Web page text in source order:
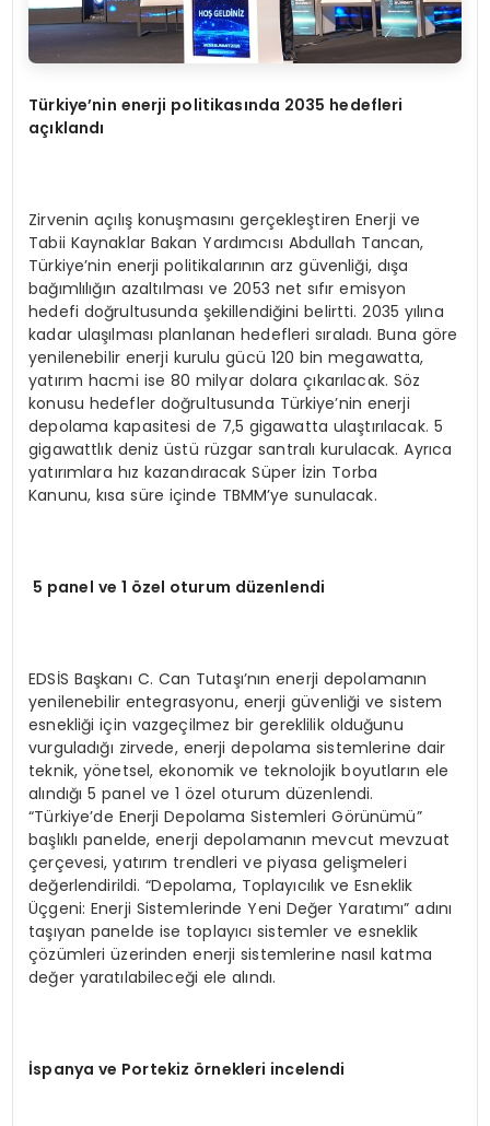
Türkiye’nin enerji politikasında 2035 hedefleri
açıklandı
Zirvenin açılış konuşmasını gerçekleştiren Enerji ve
Tabii Kaynaklar Bakan Yardımcısı Abdullah Tancan,
Türkiye’nin enerji politikalarının arz güvenliği, dışa
bağımlılığın azaltılması ve 2053 net sıfır emisyon
hedefi doğrultusunda şekillendiğini belirtti. 2035 yılına
kadar ulaşılması planlanan hedefleri sıraladı. Buna göre
yenilenebilir enerji kurulu gücü 120 bin megawatta,
yatırım hacmi ise 80 milyar dolara çıkarılacak. Söz
konusu hedefler doğrultusunda Türkiye’nin enerji
depolama kapasitesi de 7,5 gigawatta ulaştırılacak. 5
gigawattlık deniz üstü rüzgar santralı kurulacak. Ayrıca
yatırımlara hız kazandıracak Süper İzin Torba
Kanunu, kısa süre içinde TBMM’ye sunulacak.
5 panel ve 1 özel oturum düzenlendi
EDSİS Başkanı C. Can Tutaşı’nın enerji depolamanın
yenilenebilir entegrasyonu, enerji güvenliği ve sistem
esnekliği için vazgeçilmez bir gereklilik olduğunu
vurguladığı zirvede, enerji depolama sistemlerine dair
teknik, yönetsel, ekonomik ve teknolojik boyutların ele
alındığı 5 panel ve 1 özel oturum düzenlendi.
“Türkiye’de Enerji Depolama Sistemleri Görünümü”
başlıklı panelde, enerji depolamanın mevcut mevzuat
çerçevesi, yatırım trendleri ve piyasa gelişmeleri
değerlendirildi. “Depolama, Toplayıcılık ve Esneklik
Üçgeni: Enerji Sistemlerinde Yeni Değer Yaratımı” adını
taşıyan panelde ise toplayıcı sistemler ve esneklik
çözümleri üzerinden enerji sistemlerine nasıl katma
değer yaratılabileceği ele alındı.
İspanya ve Portekiz örnekleri incelendi